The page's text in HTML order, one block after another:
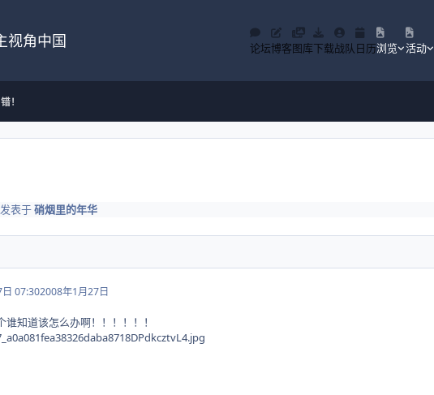
视角中国 论坛博客图库下载战队 日历浏览 活动
！
发表于硝烟里的年华
07:302008年1月27日
谁知道该怎么办啊！！！！！！